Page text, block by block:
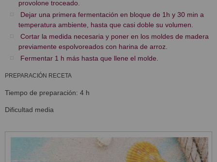
provolone troceado.
Dejar una primera fermentación en bloque de 1h y 30 min a
temperatura ambiente, hasta que casi doble su volumen.
Cortar la medida necesaria y poner en los moldes de madera
previamente espolvoreados con harina de arroz.
Fermentar 1 h más hasta que llene el molde.
PREPARACIÓN RECETA
Tiempo de preparación: 4 h
Dificultad media